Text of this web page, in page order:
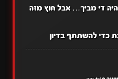
די מביך… אבל חוץ מזה
כדי להשתתף בדיון